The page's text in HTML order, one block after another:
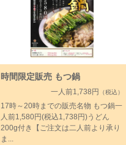
時間限定販売 もつ鍋
一人前1,738円 （税込）
17時～20時までの販売名物 もつ鍋一
人前1,580円(税込1,738円)うどん
200g付き【ご注文は二人前より承り
ま...